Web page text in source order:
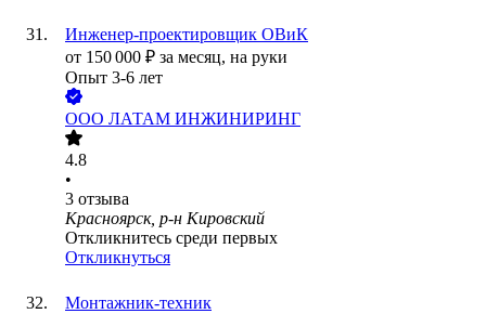
Инженер-проектировщик ОВиК
от 150 000 ₽ за месяц, на руки
Опыт 3-6 лет
ООО ЛАТАМ ИНЖИНИРИНГ
4.8
•
3 отзыва
Красноярск, р-н Кировский
Откликнитесь среди первых
Откликнуться
Монтажник-техник